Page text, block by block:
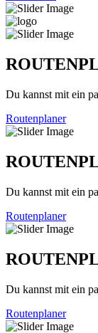
Du kannst mit ein
Routenplaner
Du kannst mit ein
Routenplaner
Du kannst mit ein
Routenplaner